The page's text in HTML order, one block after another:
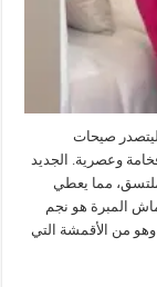
ليتصدر صيحات
وعصرية. الجديد
مما يعطي
المبرة هو نجم
وهو من الأقمشة التي